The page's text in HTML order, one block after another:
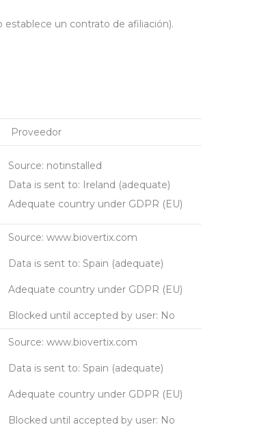
un contrato de afiliación).
Proveedor
Source: notinstalled
Data is sent to: Ireland (adequate)
Adequate country under GDPR (EU)
Source: www.biovertix.com
Data is sent to: Spain (adequate)
Adequate country under GDPR (EU)
Blocked until accepted by user: No
Source: www.biovertix.com
Data is sent to: Spain (adequate)
Adequate country under GDPR (EU)
Blocked until accepted by user: No